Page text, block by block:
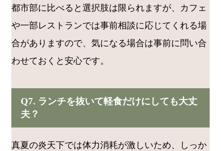
都市部に比べると選択肢は限られますが、カフェ
や一部レストランでは事前相談に応じてくれる場
合がありますので、気になる場合は事前に問い合
わせておくと安心です。
Q7. ランチを抜いて軽食だけにしても大丈
夫？
真夏の炎天下では体力消耗が激しいため、しっか